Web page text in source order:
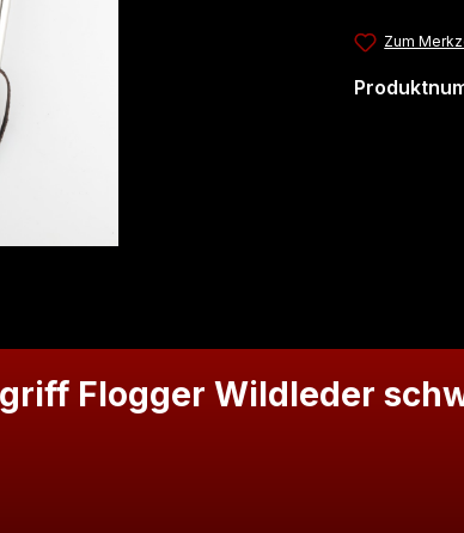
Zum
Flogger Wildleder